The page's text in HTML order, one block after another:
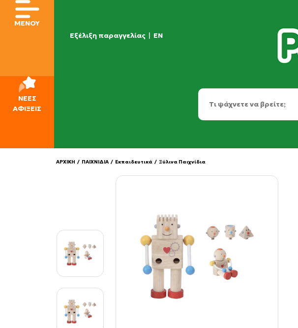
Εξέλιξη παραγγελίας | EN
ΜΕΝΟΥ
ΝΕΕΣ
ΑΦΙΞΕΙΣ
ΑΡΧΙΚΗ / ΠΑΙΧΝΙΔΙΑ / Εκπαιδευτικά / Ξύλινα Παιχνίδια